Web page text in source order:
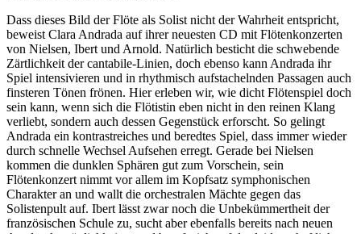
Dass dieses Bild der Flöte als Solist nicht der Wahrheit entspricht,
beweist Clara Andrada auf ihrer neuesten CD mit Flötenkonzerten
von Nielsen, Ibert und Arnold. Natürlich besticht die schwebende
Zärtlichkeit der cantabile-Linien, doch ebenso kann Andrada ihr
Spiel intensivieren und in rhythmisch aufstachelnden Passagen auch
finsteren Tönen frönen. Hier erleben wir, wie dicht Flötenspiel doch
sein kann, wenn sich die Flötistin eben nicht in den reinen Klang
verliebt, sondern auch dessen Gegenstück erforscht. So gelingt
Andrada ein kontrastreiches und beredtes Spiel, dass immer wieder
durch schnelle Wechsel Aufsehen erregt. Gerade bei Nielsen
kommen die dunklen Sphären gut zum Vorschein, sein
Flötenkonzert nimmt vor allem im Kopfsatz symphonischen
Charakter an und wallt die orchestralen Mächte gegen das
Solistenpult auf. Ibert lässt zwar noch die Unbekümmertheit der
französischen Schule zu, sucht aber ebenfalls bereits nach neuen